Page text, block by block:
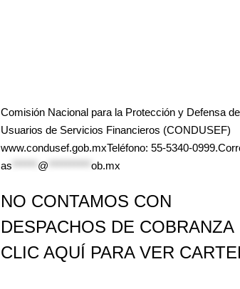
Comisión Nacional para la Protección y Defensa
Usuarios de Servicios Financieros (CONDUSEF)
www.condusef.gob.mxTeléfono: 55-5340-
as
@ ob.mx
NO CONTAMOS CON
DESPACHOS DE COBRANZA
CLIC AQUÍ PARA VER